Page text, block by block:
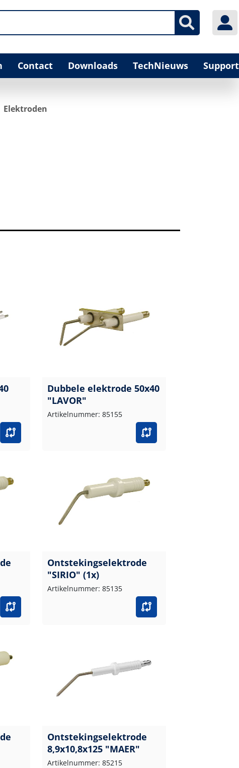
Contact Downloads TechNieuws Support
Elektroden
Dubbele elektrode 50x40
"LAVOR"
Artikelnummer: 85155
Ontstekingselektrode
"SIRIO" (1x)
Artikelnummer: 85135
Ontstekingselektrode
8,9x10,8x125 "MAER"
Artikelnummer: 85215